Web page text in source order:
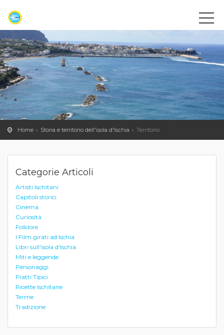
Home Storia e territorio dell'isola d'Ischia Territorio
Categorie Articoli
Artisti Ischitani
Capitoli storici
Cinema
Curiosità
Folklore
I Film girati ad Ischia
Libri sull'isola d'Ischia
Miti e leggende
Personaggi
Piatti Tipici
Ricette Ischitane
Terme
Tradizione